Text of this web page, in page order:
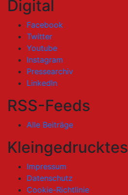
Digital
Facebook
Twitter
Youtube
Instagram
Pressearchiv
LinkedIn
RSS-Feeds
Alle Beiträge
Kleingedrucktes
Impressum
Datenschutz
Cookie-Richtlinie